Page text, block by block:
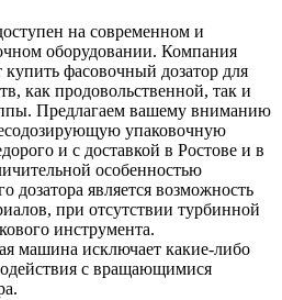
на современном и
оборудовании. Компания
фасовочный дозатор для
как продовольственной, так и
Предлагаем вашему вниманию
упаковочную
и с доставкой в Ростове и в
особенностью
дозатора является возможность
при отсутствии турбинной
инструмента.
машина исключает какие-либо
с вращающимися